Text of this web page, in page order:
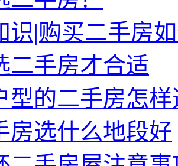
识|购买二手房
二手房才合适
型的二手房怎样
房选什么地段好